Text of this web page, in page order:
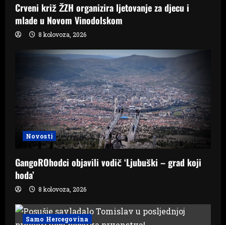
Crveni križ ŽZH organizira ljetovanje za djecu i
mlade u Novom Vinodolskom
8 kolovoza, 2026
Novosti
GangoROhodci objavili vodič ‘Ljubuški – grad koji
hoda’
8 kolovoza, 2026
Samo Hercegovina